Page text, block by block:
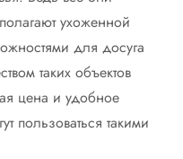
ухоженной
для досуга
таких объектов
цена и удобное
пользоваться такими